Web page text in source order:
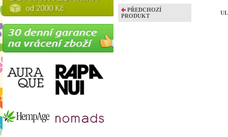
PŘEDCHOZÍ
PRODUKT